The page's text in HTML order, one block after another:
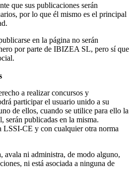
que sus publicaciones serán
por lo que él mismo es el principal
en la página no serán
por parte de IBIZEA SL, pero sí que
a realizar concursos y
participar el usuario unido a su
de ellos, cuando se utilice para ello la
serán publicadas en la misma.
LSSI-CE y con cualquier otra norma
avala ni administra, de modo alguno,
ni está asociada a ninguna de